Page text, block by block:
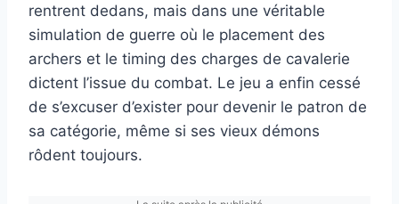
rentrent dedans, mais dans une véritable
simulation de guerre où le placement des
archers et le timing des charges de cavalerie
dictent l’issue du combat. Le jeu a enfin cessé
de s’excuser d’exister pour devenir le patron de
sa catégorie, même si ses vieux démons
rôdent toujours.